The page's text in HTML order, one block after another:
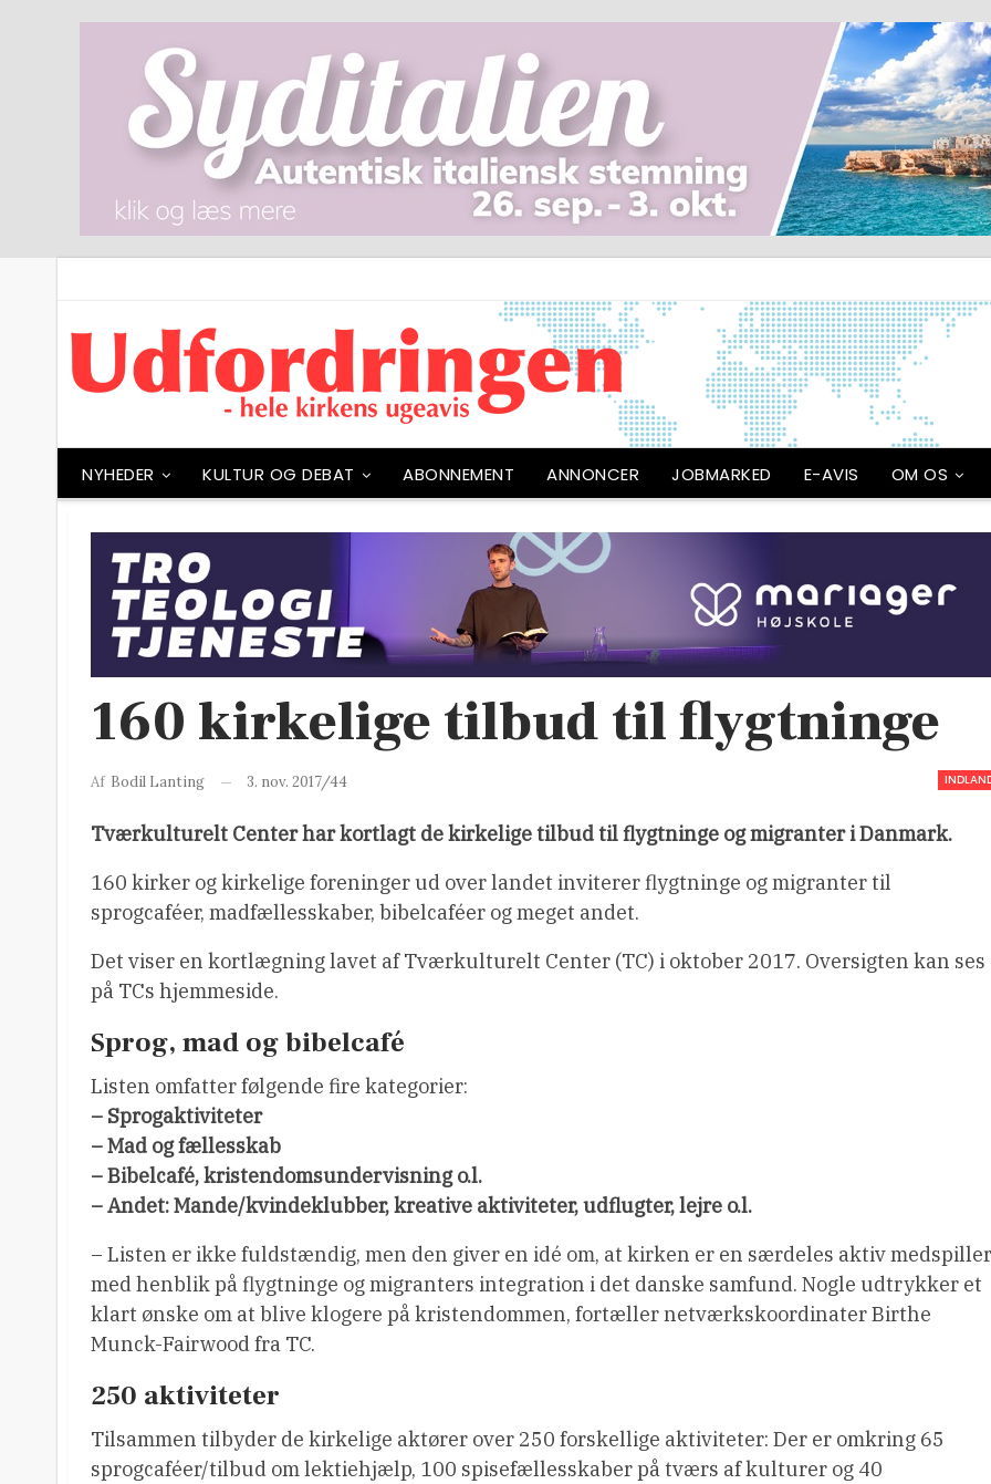
NYHEDER KULTUR OG DEBAT ABONNEMENT ANNONCER JOBMARKED E-AVIS OM OS
160 kirkelige tilbud til flygtninge
Af Bodil Lanting 3. nov. 2017/44
Tværkulturelt Center har kortlagt de kirkelige tilbud til flygtninge og migranter i Danmark.
160 kirker og kirkelige foreninger ud over landet inviterer flygtninge og migranter til
sprogcaféer, madfællesskaber, bibelcaféer og meget andet.
Det viser en kortlægning lavet af Tværkulturelt Center (TC) i oktober 2017. Oversigten kan ses
på TCs hjemmeside.
Sprog, mad og bibelcafé
Listen omfatter følgende fire kategorier:
– Sprogaktiviteter
– Mad og fællesskab
– Bibelcafé, kristendomsundervisning o.l.
– Andet: Mande/kvindeklubber, kreative aktiviteter, udflugter, lejre o.l.
– Listen er ikke fuldstændig, men den giver en idé om, at kirken er en særdeles aktiv medspiller
med henblik på flygtninge og migranters integration i det danske samfund. Nogle udtrykker et
klart ønske om at blive klogere på kristendommen, fortæller netværkskoordinater Birthe
Munck-Fairwood fra TC.
250 aktiviteter
Tilsammen tilbyder de kirkelige aktører over 250 forskellige aktiviteter: Der er omkring 65
sprogcaféer/tilbud om lektiehjælp, 100 spisefællesskaber på tværs af kulturer og 40